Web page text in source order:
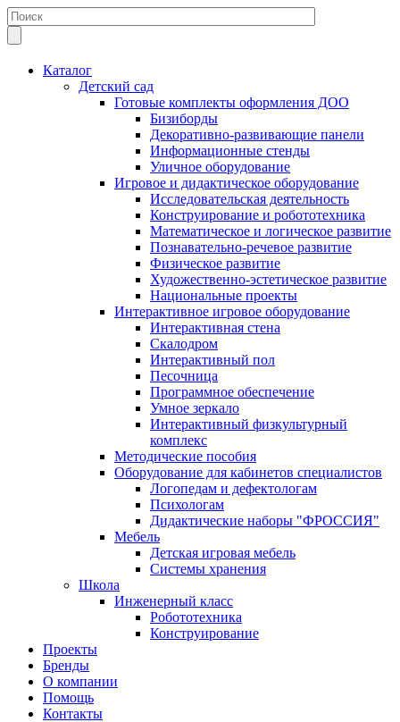
Каталог
Детский сад
Готовые комплекты оформления ДОО
Бизиборды
Декоративно-развивающие панели
Информационные стенды
Уличное оборудование
Игровое и дидактическое оборудование
Исследовательская деятельность
Конструирование и робототехника
Математическое и логическое развитие
Познавательно-речевое развитие
Физическое развитие
Художественно-эстетическое развитие
Национальные проекты
Интерактивное игровое оборудование
Интерактивная стена
Скалодром
Интерактивный пол
Песочница
Программное обеспечение
Умное зеркало
Интерактивный физкультурный
комплекс
Методические пособия
Оборудование для кабинетов специалистов
Логопедам и дефектологам
Психологам
Дидактические наборы "ФРОССИЯ"
Мебель
Детская игровая мебель
Системы хранения
Школа
Инженерный класс
Робототехника
Конструирование
Проекты
Бренды
О компании
Помощь
Контакты